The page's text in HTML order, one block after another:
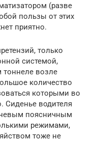
(разве
пользы от этих
приятно.
только
системой,
возле
количество
которыми во
Сиденье водителя
поясничным
режимами,
тоже не